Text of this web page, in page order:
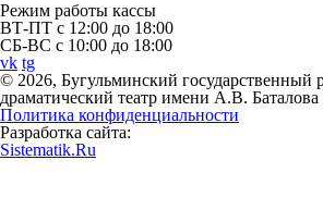
Режим работы кассы
ВТ-ПТ с 12:00 до 18:00
СБ-ВС с 10:00 до 18:00
vk tg
© 2026, Бугульминский государственный
драматический театр имени А.В. Баталова
Политика конфиденциальности
Разработка сайта:
Sistematik.Ru